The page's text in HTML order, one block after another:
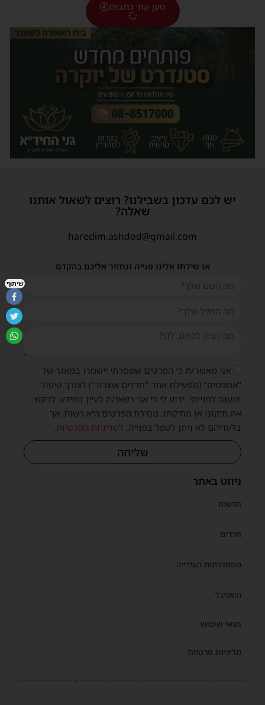
טען עוד כתבות
ניווט באתר
חדשות
חרדים
ממסדרונות העירייה
השטיבל
תנאי שימוש
מדיניות פרטיות
יש לכם עדכון בשבילנו? רוצים לשאול אותנו
שאלה?
haredim.ashdod@gmail.com
או שילחו אלינו פנייה ונחזור אליכם בהקדם
אני מאשר/ת כי הפרטים שמסרתי יישמרו במאגר של
"אמפסיס" (מפעילת אתר "חרדים אשדוד") לצורך טיפול
ומענה לפנייתי. ידוע לי כי אני רשאי/ת לעיין במידע, לבקש
את תיקונו או מחיקתו. מסירת הפרטים היא רשות, אך
בלעדיהם לא ניתן לטפל בפנייה. למדיניות הפרטיות
שליחה
שיתוף